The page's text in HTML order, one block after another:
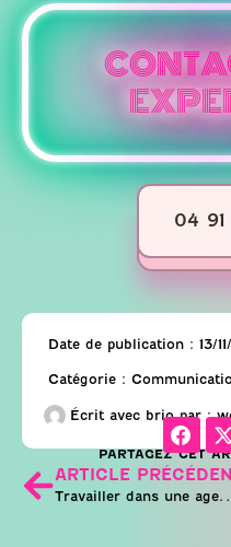
04
Date de publication : 13/
Catégorie :
Écrit avec brio par :
PARTAGEZ CET
ARTICLE
Travailler dans